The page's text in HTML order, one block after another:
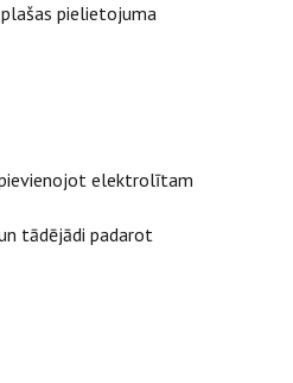
pielietojuma
elektrolītam
tādējādi padarot